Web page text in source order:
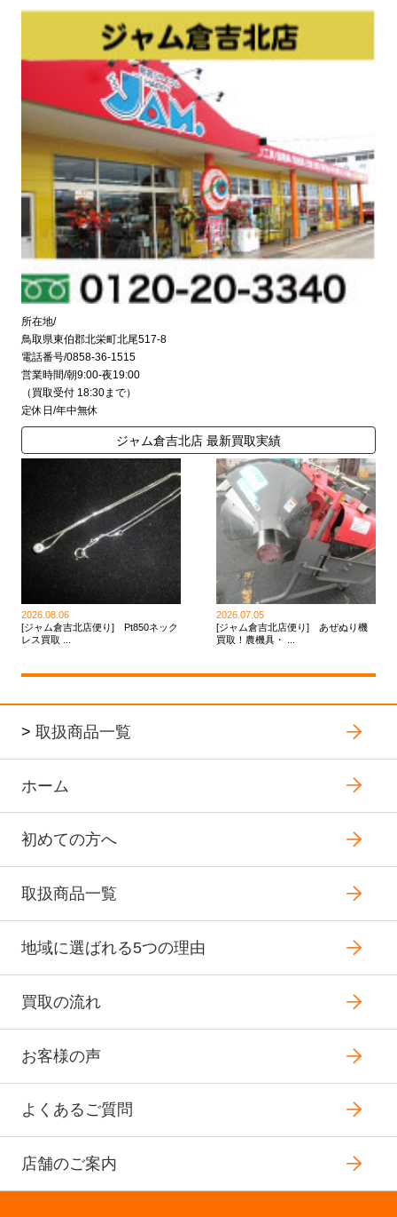
所在地/
鳥取県東伯郡北栄町北尾517-8
電話番号/0858-36-1515
営業時間/朝9:00-夜19:00
（買取受付 18:30まで）
定休日/年中無休
ジャム倉吉北店 最新買取実績
2026.08.06
[ジャム倉吉北店便り] Pt850ネック
レス買取 ...
2026.07.05
[ジャム倉吉北店便り] あぜぬり機
買取！農機具・ ...
> 取扱商品一覧
ホーム
初めての方へ
取扱商品一覧
地域に選ばれる5つの理由
買取の流れ
お客様の声
よくあるご質問
店舗のご案内